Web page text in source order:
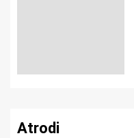
Atrodi